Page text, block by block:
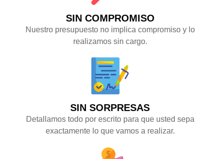
SIN COMPROMISO
Nuestro presupuesto no implica compromiso y lo
realizamos sin cargo.
SIN SORPRESAS
Detallamos todo por escrito para que usted sepa
exactamente lo que vamos a realizar.